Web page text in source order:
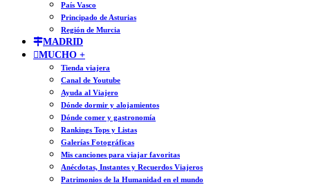
País Vasco
Principado de Asturias
Región de Murcia
MADRID
MUCHO +
Tienda viajera
Canal de Youtube
Ayuda al Viajero
Dónde dormir y alojamientos
Dónde comer y gastronomía
Rankings Tops y Listas
Galerías Fotográficas
Mis canciones para viajar favoritas
Anécdotas, Instantes y Recuerdos Viajeros
Patrimonios de la Humanidad en el mundo